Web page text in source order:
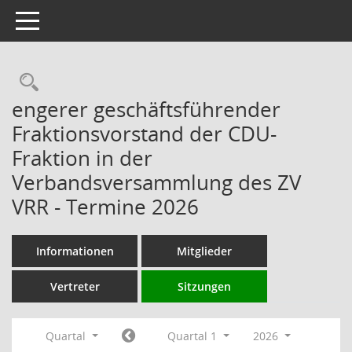
Toggle navigation
Rechercheauswahl
engerer geschäftsführender
Fraktionsvorstand der CDU-
Fraktion in der
Verbandsversammlung des ZV
VRR - Termine 2026
Informationen Mitglieder
Vertreter Sitzungen
Quartal Quartal 1
2026